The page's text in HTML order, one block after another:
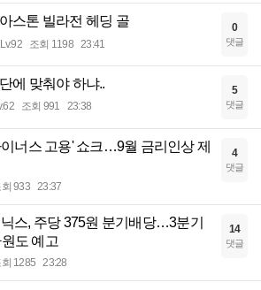
스톤 빌라전 헤딩 골
Lv.92 조회 1198 23:41
0
댓글
에 맞춰야 하냐..
조회 991 23:38
5
댓글
너스 고용' 쇼크…9월 금리인상 제
933 23:37
4
댓글
스, 주당 375원 분기배당…3분기
도 예고
1285 23:28
14
댓글